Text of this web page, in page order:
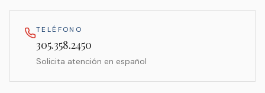
TELÉFONO
305.358.2450
Solicita atención en español